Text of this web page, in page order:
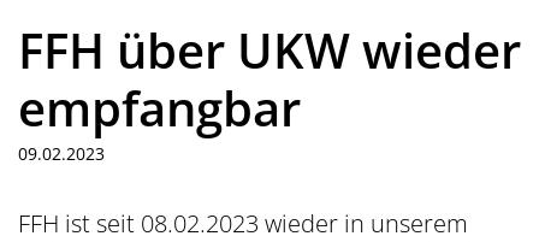
FFH über UKW wieder
empfangbar
09.02.2023
FFH ist seit 08.02.2023 wieder in unserem